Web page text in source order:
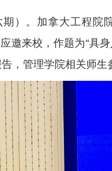
）。加拿大工程院
邀来校，作题为“具
，管理学院相关师生